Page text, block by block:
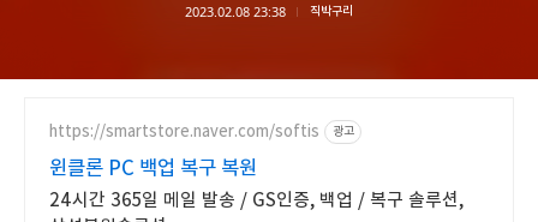
2023.02.08 23:38 직박구리
https://smartstore.naver.com/softis 광고
윈클론 PC 백업 복구 복원
24시간 365일 메일 발송 / GS인증, 백업 / 복구 솔루션,
개새닷컴